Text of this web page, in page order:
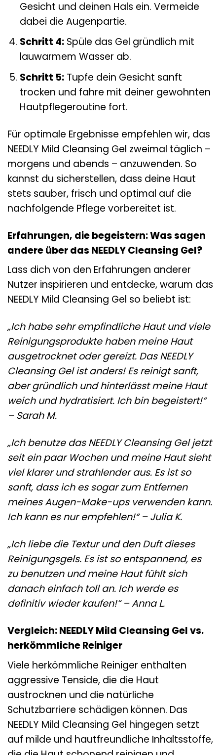
Gesicht und deinen Hals ein. Vermeide
dabei die Augenpartie.
Schritt 4:Spüle das Gel gründlich mit
lauwarmem Wasser ab.
Schritt 5:Tupfe dein Gesicht sanft
trocken und fahre mit deiner gewohnten
Hautpflegeroutine fort.
Für optimale Ergebnisse empfehlen wir, das
NEEDLY Mild Cleansing Gel zweimal täglich –
morgens und abends – anzuwenden. So
kannst du sicherstellen, dass deine Haut
stets sauber, frisch und optimal auf die
nachfolgende Pflege vorbereitet ist.
Erfahrungen, die begeistern: Was sagen
andere über das NEEDLY Cleansing Gel?
Lass dich von den Erfahrungen anderer
Nutzer inspirieren und entdecke, warum das
NEEDLY Mild Cleansing Gel so beliebt ist:
„Ich habe sehr empfindliche Haut und viele
Reinigungsprodukte haben meine Haut
ausgetrocknet oder gereizt. Das NEEDLY
Cleansing Gel ist anders! Es reinigt sanft,
aber gründlich und hinterlässt meine Haut
weich und hydratisiert. Ich bin begeistert!“
– Sarah M.
„Ich benutze das NEEDLY Cleansing Gel jetzt
seit ein paar Wochen und meine Haut sieht
viel klarer und strahlender aus. Es ist so
sanft, dass ich es sogar zum Entfernen
meines Augen-Make-ups verwenden kann.
Ich kann es nur empfehlen!“ – Julia K.
„Ich liebe die Textur und den Duft dieses
Reinigungsgels. Es ist so entspannend, es
zu benutzen und meine Haut fühlt sich
danach einfach toll an. Ich werde es
definitiv wieder kaufen!“ – Anna L.
Vergleich: NEEDLY Mild Cleansing Gel vs.
herkömmliche Reiniger
Viele herkömmliche Reiniger enthalten
aggressive Tenside, die die Haut
austrocknen und die natürliche
Schutzbarriere schädigen können. Das
NEEDLY Mild Cleansing Gel hingegen setzt
auf milde und hautfreundliche Inhaltsstoffe,